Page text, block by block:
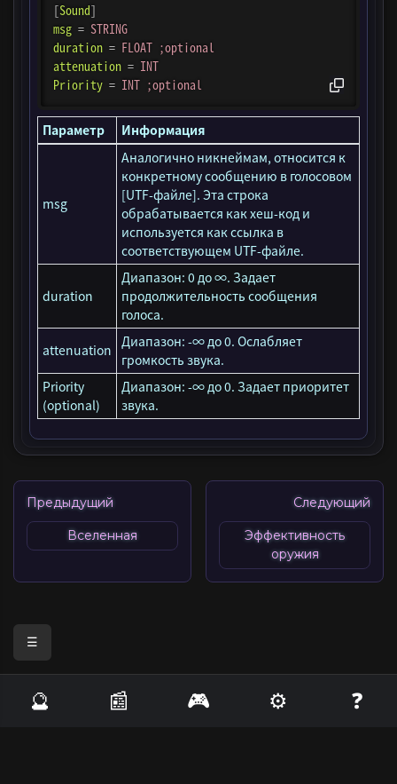
🔮 📰 🎮 ⚙️ ❓
[Sound]
msg = STRING
duration = FLOAT ;optional
attenuation = INT
Priority = INT ;optional
Параметр Информация
msg
Аналогично никнеймам, относится к
конкретному сообщению в голосовом
[UTF-файле]. Эта строка
обрабатывается как хеш-код и
используется как ссылка в
соответствующем UTF-файле.
duration
Диапазон: 0 до ∞. Задает
продолжительность сообщения
голоса.
attenuation Диапазон: -∞ до 0. Ослабляет
громкость звука.
Priority
(optional)
Диапазон: -∞ до 0. Задает приоритет
звука.
Предыдущий
Вселенная
Следующий
Эффективность
оружия
☰